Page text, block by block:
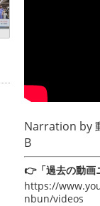
Narration by
B
👉「過去の動画
https://
nbun/videos